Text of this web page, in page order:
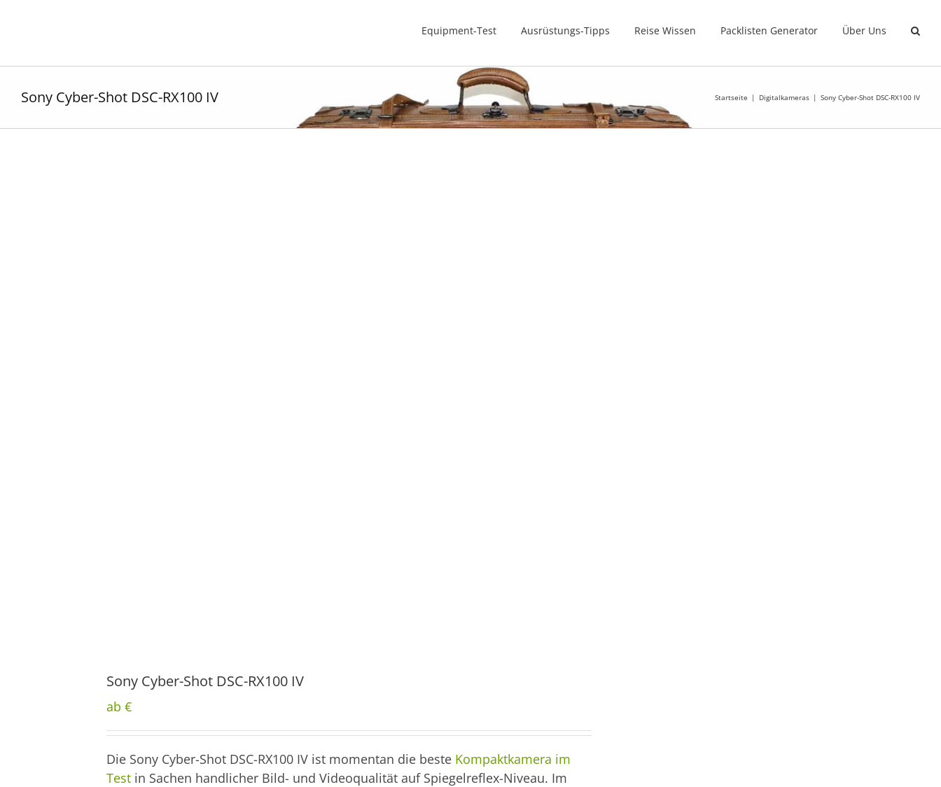
Equipment-Test Ausrüstungs-Tipps Reise Wissen Packlisten Generator Über Uns
Sony Cyber-Shot DSC-RX100 IV Startseite Digitalkameras Sony Cyber-Shot DSC-RX100 IV
Sony Cyber-Shot DSC-RX100 IV
ab €
Die Sony Cyber-Shot DSC-RX100 IV ist momentan die beste Kompaktkamera im
Test in Sachen handlicher Bild- und Videoqualität auf Spiegelreflex-Niveau. Im